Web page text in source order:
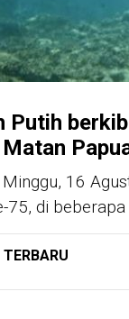
Putih
16
75, di